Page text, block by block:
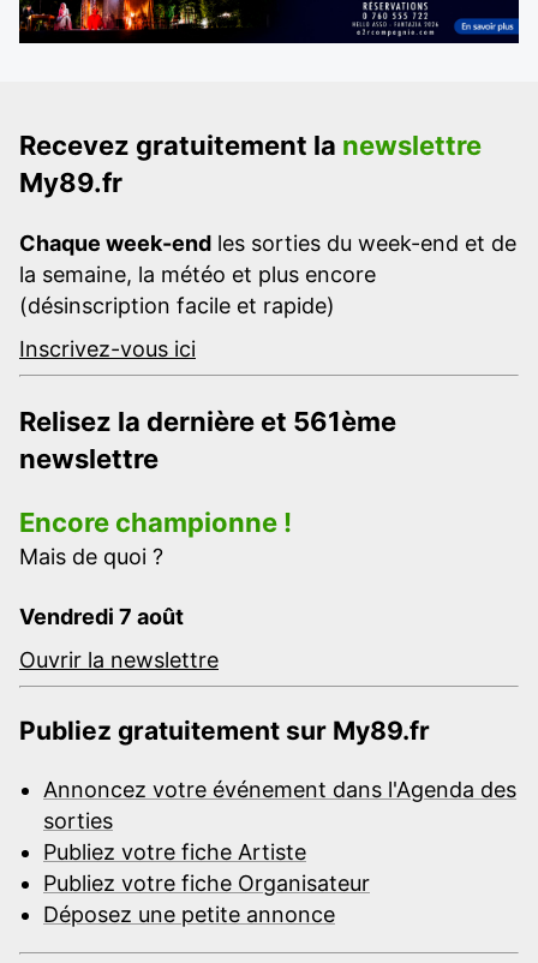
Recevez gratuitement la newslettre
My89.fr
Chaque week-end les sorties du week-end et de
la semaine, la météo et plus encore
(désinscription facile et rapide)
Inscrivez-vous ici
Relisez la dernière et 561ème
newslettre
Encore championne !
Mais de quoi ?
Vendredi 7 août
Ouvrir la newslettre
Publiez gratuitement sur My89.fr
Annoncez votre événement dans l'Agenda des
sorties
Publiez votre fiche Artiste
Publiez votre fiche Organisateur
Déposez une petite annonce